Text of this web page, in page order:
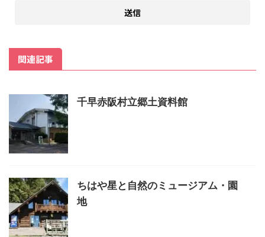
関連記事
千早赤阪村立郷土資料館
ちはや星と自然のミュージアム・園
地